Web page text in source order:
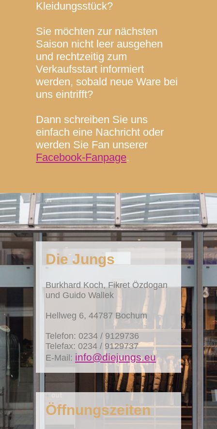
Kleidungsstück?
Sie möchten zur nächsten
Saison nicht leer ausgehen
und rechtzeitig zum
Verkaufsstart informiert
werden, sobald neue Ware bei
uns eintrifft?
Dann schreiben Sie uns
einfach eine Nachricht oder
werden Sie Fan unserer
Facebook-Fanpage.
Die Jungs
Burkhard Koch, Fikret Özdogan
und Guido Wallek
Hellweg 6, 44787 Bochum
Telefon: 0234 / 9129736
Telefax: 0234 / 9129737
E-Mail: info@diejungs.eu
Öffnungszeiten